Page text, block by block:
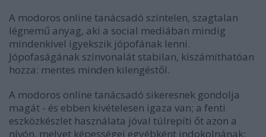
A modoros online tanácsadó színtelen, szagtalan
légnemű anyag, aki a social mediában mindig
mindenkivel igyekszik jópofának lenni.
Jópofaságának színvonalát stabilan, kiszámíthatóan
hozza: mentes minden kilengéstől.
A modoros online tanácsadó sikeresnek gondolja
magát - és ebben kivételesen igaza van; a fenti
eszközkészlet használata jóval túlrepíti őt azon a
nívón, melyet képességei egyébként indokolnának: